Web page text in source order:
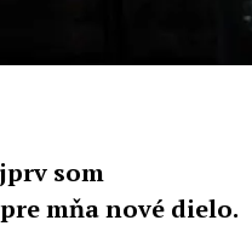
som
mňa nové dielo.